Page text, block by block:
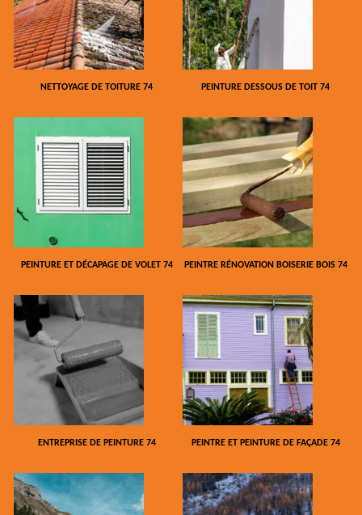
NETTOYAGE DE TOITURE 74 PEINTURE DESSOUS DE TOIT 74
PEINTURE ET DÉCAPAGE DE VOLET 74 PEINTRE RÉNOVATION BOISERIE BOIS 74
ENTREPRISE DE PEINTURE 74 PEINTRE ET PEINTURE DE FAÇADE 74